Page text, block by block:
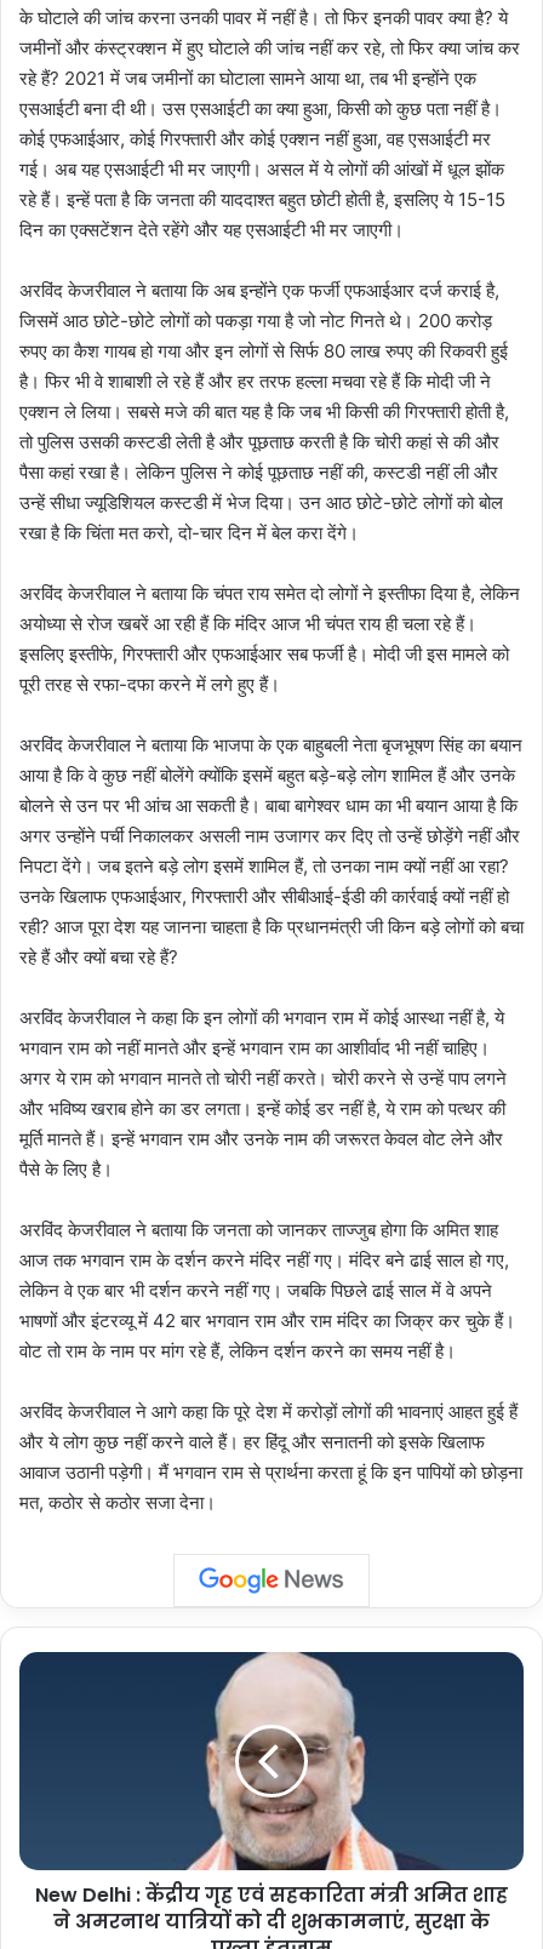
के घोटाले की जांच करना उनकी पावर में नहीं है। तो फिर इनकी पावर क्या है? ये
जमीनों और कंस्ट्रक्शन में हुए घोटाले की जांच नहीं कर रहे, तो फिर क्या जांच कर
रहे हैं? 2021 में जब जमीनों का घोटाला सामने आया था, तब भी इन्होंने एक
एसआईटी बना दी थी। उस एसआईटी का क्या हुआ, किसी को कुछ पता नहीं है।
कोई एफआईआर, कोई गिरफ्तारी और कोई एक्शन नहीं हुआ, वह एसआईटी मर
गई। अब यह एसआईटी भी मर जाएगी। असल में ये लोगों की आंखों में धूल झोंक
रहे हैं। इन्हें पता है कि जनता की याददाश्त बहुत छोटी होती है, इसलिए ये 15-15
दिन का एक्सटेंशन देते रहेंगे और यह एसआईटी भी मर जाएगी।
अरविंद केजरीवाल ने बताया कि अब इन्होंने एक फर्जी एफआईआर दर्ज कराई है,
जिसमें आठ छोटे-छोटे लोगों को पकड़ा गया है जो नोट गिनते थे। 200 करोड़
रुपए का कैश गायब हो गया और इन लोगों से सिर्फ 80 लाख रुपए की रिकवरी हुई
है। फिर भी वे शाबाशी ले रहे हैं और हर तरफ हल्ला मचवा रहे हैं कि मोदी जी ने
एक्शन ले लिया। सबसे मजे की बात यह है कि जब भी किसी की गिरफ्तारी होती है,
तो पुलिस उसकी कस्टडी लेती है और पूछताछ करती है कि चोरी कहां से की और
पैसा कहां रखा है। लेकिन पुलिस ने कोई पूछताछ नहीं की, कस्टडी नहीं ली और
उन्हें सीधा ज्यूडिशियल कस्टडी में भेज दिया। उन आठ छोटे-छोटे लोगों को बोल
रखा है कि चिंता मत करो, दो-चार दिन में बेल करा देंगे।
अरविंद केजरीवाल ने बताया कि चंपत राय समेत दो लोगों ने इस्तीफा दिया है, लेकिन
अयोध्या से रोज खबरें आ रही हैं कि मंदिर आज भी चंपत राय ही चला रहे हैं।
इसलिए इस्तीफे, गिरफ्तारी और एफआईआर सब फर्जी है। मोदी जी इस मामले को
पूरी तरह से रफा-दफा करने में लगे हुए हैं।
अरविंद केजरीवाल ने बताया कि भाजपा के एक बाहुबली नेता बृजभूषण सिंह का बयान
आया है कि वे कुछ नहीं बोलेंगे क्योंकि इसमें बहुत बड़े-बड़े लोग शामिल हैं और उनके
बोलने से उन पर भी आंच आ सकती है। बाबा बागेश्वर धाम का भी बयान आया है कि
अगर उन्होंने पर्ची निकालकर असली नाम उजागर कर दिए तो उन्हें छोड़ेंगे नहीं और
निपटा देंगे। जब इतने बड़े लोग इसमें शामिल हैं, तो उनका नाम क्यों नहीं आ रहा?
उनके खिलाफ एफआईआर, गिरफ्तारी और सीबीआई-ईडी की कार्रवाई क्यों नहीं हो
रही? आज पूरा देश यह जानना चाहता है कि प्रधानमंत्री जी किन बड़े लोगों को बचा
रहे हैं और क्यों बचा रहे हैं?
अरविंद केजरीवाल ने कहा कि इन लोगों की भगवान राम में कोई आस्था नहीं है, ये
भगवान राम को नहीं मानते और इन्हें भगवान राम का आशीर्वाद भी नहीं चाहिए।
अगर ये राम को भगवान मानते तो चोरी नहीं करते। चोरी करने से उन्हें पाप लगने
और भविष्य खराब होने का डर लगता। इन्हें कोई डर नहीं है, ये राम को पत्थर की
मूर्ति मानते हैं। इन्हें भगवान राम और उनके नाम की जरूरत केवल वोट लेने और
पैसे के लिए है।
अरविंद केजरीवाल ने बताया कि जनता को जानकर ताज्जुब होगा कि अमित शाह
आज तक भगवान राम के दर्शन करने मंदिर नहीं गए। मंदिर बने ढाई साल हो गए,
लेकिन वे एक बार भी दर्शन करने नहीं गए। जबकि पिछले ढाई साल में वे अपने
भाषणों और इंटरव्यू में 42 बार भगवान राम और राम मंदिर का जिक्र कर चुके हैं।
वोट तो राम के नाम पर मांग रहे हैं, लेकिन दर्शन करने का समय नहीं है।
अरविंद केजरीवाल ने आगे कहा कि पूरे देश में करोड़ों लोगों की भावनाएं आहत हुई हैं
और ये लोग कुछ नहीं करने वाले हैं। हर हिंदू और सनातनी को इसके खिलाफ
आवाज उठानी पड़ेगी। मैं भगवान राम से प्रार्थना करता हूं कि इन पापियों को छोड़ना
मत, कठोर से कठोर सजा देना।
New
अमित
शाहNew Delhi : केंद्रीय गृह एवं सहकारिता मंत्री अमित शाह
ने अमरनाथ यात्रियों को दी शुभकामनाएं, सुरक्षा के